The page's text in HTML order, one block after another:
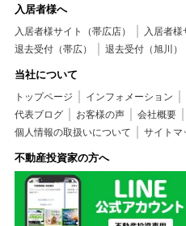
入居者様へ
入居者様サイト（帯広店）
入居者様
退去受付（帯広）
退去受付（旭川）
当社について
トップページ インフォメーション
代表ブログ
お客様の声 会社概要
個人情報の取扱いについて
サイトマ
不動産投資家の方へ